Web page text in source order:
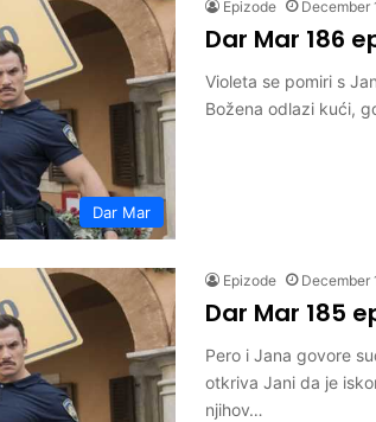
Dar Mar
Epizode December
Dar Mar 186
Violeta se pomiri s
Božena odlazi kući,
Epizode December
Dar Mar 185
Pero i Jana govore
otkriva Jani da je
njihov…